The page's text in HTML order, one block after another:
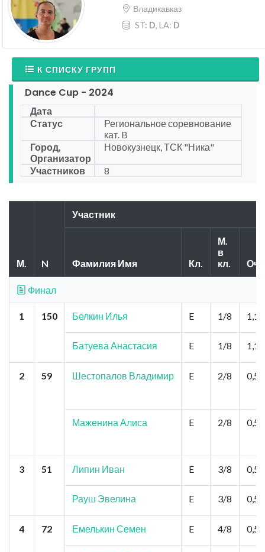
Владикавказ
ST: D, LA: D
К СПИСКУ ГРУПП
Dance Cup - 2024
Дата
Статус
Региональное соревнование
кат. B
Город,
Организатор
Новокузнецк, ТСК "Ника"
Участников 8
М. N
Участник
Фамилия Имя Кл.
М.
в
кл.
Финал
1 150 Белкин Илья E 1/8
Батуева Анастасия E 1/8
2 59 Шестопалов Владимир E 2/8
Маженина Алиса E 2/8
3 51 Липин Иван E 3/8
Рауш Эвелина E 3/8
4 72 Емелькин Семен E 4/8